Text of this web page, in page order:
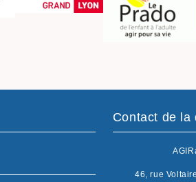
Contact de la
46, rue